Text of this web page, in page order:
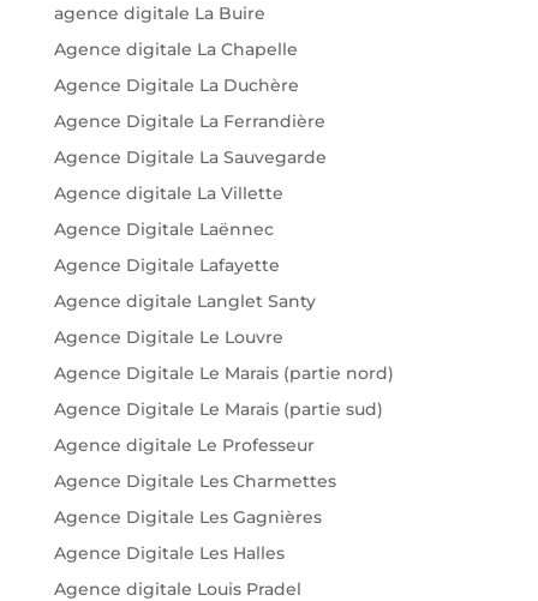
agence digitale La Buire
Agence digitale La Chapelle
Agence Digitale La Duchère
Agence Digitale La Ferrandière
Agence Digitale La Sauvegarde
Agence digitale La Villette
Agence Digitale Laënnec
Agence Digitale Lafayette
Agence digitale Langlet Santy
Agence Digitale Le Louvre
Agence Digitale Le Marais (partie nord)
Agence Digitale Le Marais (partie sud)
Agence digitale Le Professeur
Agence Digitale Les Charmettes
Agence Digitale Les Gagnières
Agence Digitale Les Halles
Agence digitale Louis Pradel